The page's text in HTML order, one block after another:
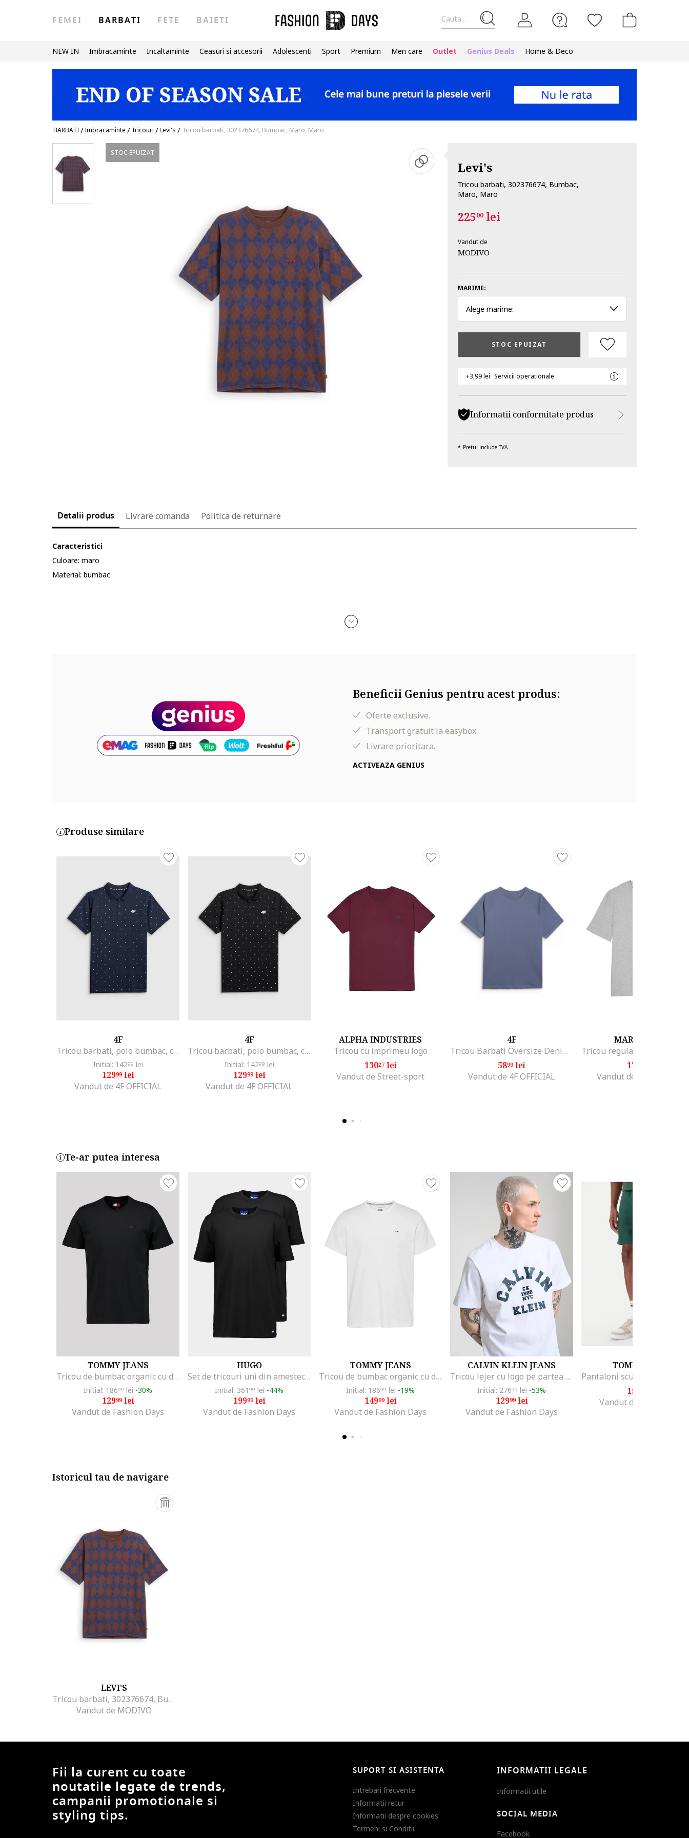
Cauta...
FEMEI BARBATI FETE BAIETI
NEW IN Imbracaminte Incaltaminte Ceasuri si accesorii Adolescenti Sport Premium Men care Outlet Genius Deals Home & Deco
BARBATI/Imbracaminte / Tricouri /Levi's / Tricou barbati, 302376674, Bumbac, Maro, Maro
STOC EPUIZAT
Levi's
Tricou barbati, 302376674, Bumbac,
Maro, Maro
22500lei
Vandut de
MODIVO
MARIME:
Alege marime:
STOC EPUIZAT
+3,99 lei Servicii operationale
Informatii conformitate produs
Pretul include TVA.
Detalii produs Livrare comanda Politica de returnare
Caracteristici
Culoare: maro
Material: bumbac
Beneficii Genius pentru acest produs:
Oferte exclusive.
Transport gratuit la easybox.
Livrare prioritara.
ACTIVEAZA GENIUS
Produse similare
4F
Tricou barbati, polo bumbac, confortabil, Bleumarin
Initial: 14299 lei
12999lei
Vandut de 4F OFFICIAL
4F
Tricou barbati, polo bumbac, confortabil, Negru
Initial: 14299 lei
12999lei
Vandut de 4F OFFICIAL
ALPHA INDUSTRIES
Tricou cu imprimeu logo
13027lei
Vandut de Street-sport
4F
Tricou Barbati Oversize Denim, Bumbac, Albastru denim
5899lei
Vandut de 4F OFFICIAL
MARC O'POLO
170
Vandut de Fashion Days
Te-ar putea interesa
TOMMY JEANS
Tricou de bumbac organic cu decolteu la baza gatului, Negru
Initial: 18699 lei -30%
12999lei
Vandut de Fashion Days
HUGO
Set de tricouri uni din amestec de bumbac - 2 piese, Negru
Initial: 361 99 lei -44%
19999lei
Vandut de Fashion Days
TOMMY JEANS
Tricou de bumbac organic cu decolteu la baza gatului, Alb
Initial: 18699 lei -19%
14999lei
Vandut de Fashion Days
CALVIN KLEIN JEANS
Tricou lejer cu logo pe partea din fata, Alb
Initial: 27699 lei -53%
12999lei
Vandut de Fashion Days
TOMMY JEANS
151
Vandut de MODIVO SA
Istoricul tau de navigare
LEVI'S
Tricou barbati, 302376674, Bumbac, Maro, Maro
Vandut de MODIVO
Fii la curent cu toate
noutatile legate de trends,
campanii promotionale si
styling tips.
SUPORT SI ASISTENTA
Intrebari frecvente
Informatii retur
Informatii despre cookies
Termeni si Conditii
INFORMATII LEGALE
Informatii utile
SOCIAL MEDIA
Facebook